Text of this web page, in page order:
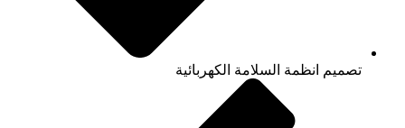
تصميم انظمة السلامة الكهربائية